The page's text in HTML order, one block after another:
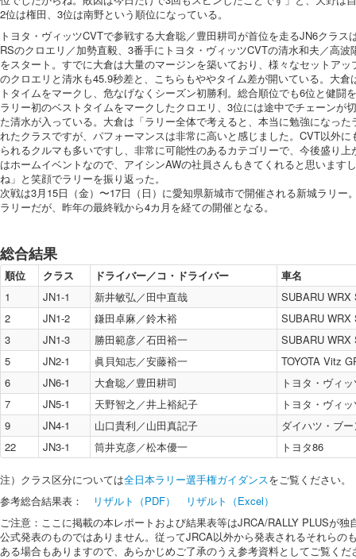
2位は権田、3位は南野という順位になっている。
トヨタ・ヴィッツCVTで参戦する大倉聡／豊田耕司が首位を走るJN6クラス
RSのクロエリ／加勢直毅、3番手にトヨタ・ヴィッツCVTの清水和夫／高
をスタート。すでに大倉は大量のマージンを築いており、様々なセットア
のクロエリと清水も45.9秒差と、こちらもややタイム差が開いている。大
トタイムをマークし、危なげなくシーズン初勝利。総合順位でも6位と健闘
ラリー初のベストタイムをマークしたクロエリ、3位には途中でチェーンが
た清水が入っている。大倉は「ラリー全体で考えると、本当に勉強になっ
れたクラスですが、パフォーマンスは非常に高いと感じました。CVT以外
られるクルマも多いですし、非常に可能性のあるカテゴリーで、今後盛り
はホームイベントなので、アイシンAWの社員さんもきてくれると思います
ね」と笑顔でラリーを振り返った。
次戦は3月15日（金）〜17日（日）に愛知県新城市で開催される新城ラリー
ラリーだが、昨年の最終戦から4カ月を経ての開催となる。
総合結果
順位 クラス ドライバー／コ・ドライバー
車名
1
JN1-1 新井敏弘／田中直哉
SUBARU WRX
2
JN1-2 鎌田卓麻／鈴木裕
SUBARU WRX
3
JN1-3 勝田範彦／石田裕一
SUBARU WRX
5
JN2-1 眞貝知志／安藤裕一
TOYOTA Vitz
6
JN6-1 大倉聡／豊田耕司
トヨタ・ヴィ
7
JN5-1 天野智之／井上裕紀子
トヨタ・ヴィ
9
JN4-1 山口貴利／山田真記子
ダイハツ・ブ
22
JN3-1 筒井克彦／松本優一 トヨタ86
注）クラス区分については全日本ラリー選手権ガイダンスをご覧ください。
参考総合結果表：
リザルト（PDF）
リザルト（Excel）
ご注意：ここに掲載の本レポートおよび結果表等はJRCA/RALLY PLUSが
公式発表のものではありません。従ってJRCA以外から発表されるそれらの
ある場合もありますので、あらかじめご了承のうえ参考資料としてご覧くだ